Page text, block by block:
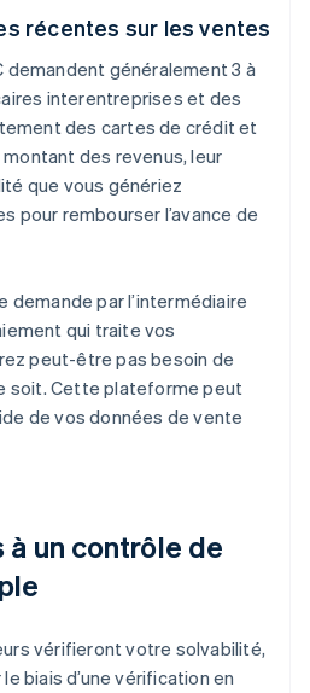
récentes sur les ventes
demandent généralement 3 à
interentreprises et des
des cartes de crédit et
des revenus, leur
que vous génériez
pour rembourser l’avance de
par l’intermédiaire
qui traite vos
peut-être pas besoin de
soit. Cette plateforme peut
de vos données de vente
un contrôle de
vérifieront votre solvabilité,
biais d’une vérification en